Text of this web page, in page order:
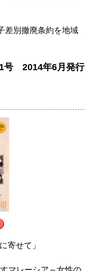
差別撤廃条約を地域
号 2014年6月発行
寄せて」